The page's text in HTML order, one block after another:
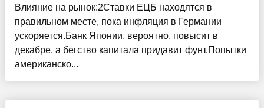
Влияние на рынок:2Ставки ЕЦБ находятся в
правильном месте, пока инфляция в Германии
ускоряется.Банк Японии, вероятно, повысит в
декабре, а бегство капитала придавит фунт.Попытки
американско...